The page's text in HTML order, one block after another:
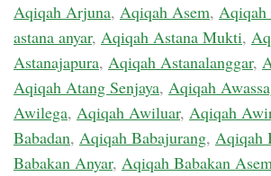
Aqiqah Arjuna, Aqiqah Asem, Aqiqah
astana anyar, Aqiqah Astana Mukti,
Astanajapura, Aqiqah Astanalanggar,
Aqiqah Atang Senjaya, Aqiqah
Awilega, Aqiqah Awiluar, Aqiqah
Babadan, Aqiqah Babajurang, Aqiqah
Babakan Anyar, Aqiqah Babakan